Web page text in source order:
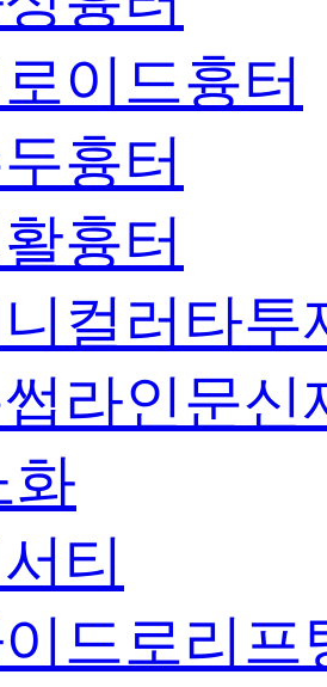
이드흉터
흉터
흉터
컬러타투
라인문신
화
티
드로리프